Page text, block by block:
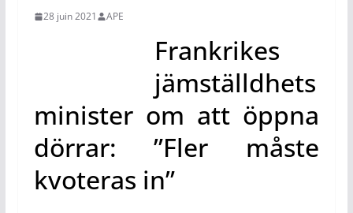
28 juin 2021 APE
Frankrikes
jämställdhets
minister om att öppna
dörrar: ”Fler måste
kvoteras in”